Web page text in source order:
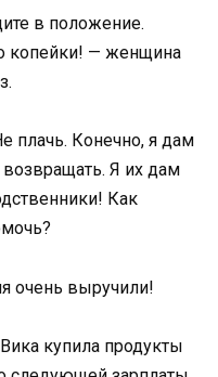
в положение.
копейки! — женщина
плачь. Конечно, я дам
Я их дам
Как
очень выручили!
купила продукты